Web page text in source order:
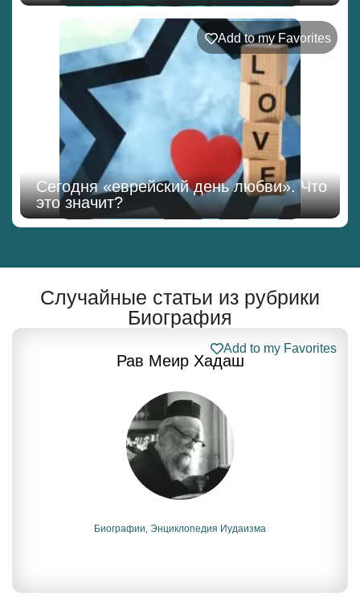
Add to my Favorites
Сегодня «еврейский день любви». Что
это значит?
Случайные статьи из рубрики
Биография
Рав Меир Хадаш
Add to my Favorites
Биографии, Энциклопедия Иудаизма